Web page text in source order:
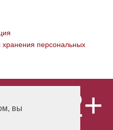
вы
хранения персональных
сайте,
12+